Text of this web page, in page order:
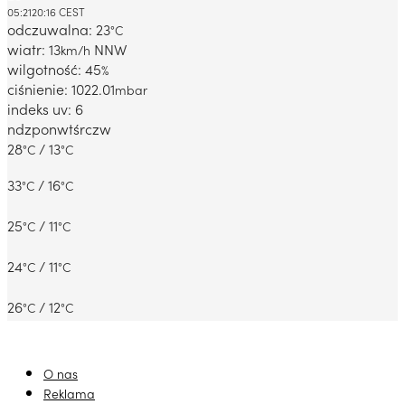
05:2120:16 CEST
odczuwalna: 23°C
wiatr: 13km/h NNW
wilgotność: 45%
ciśnienie: 1022.01mbar
indeks uv: 6
ndzponwtśrczw
28°C / 13°C
33°C / 16°C
25°C / 11°C
24°C / 11°C
26°C / 12°C
O nas
Reklama